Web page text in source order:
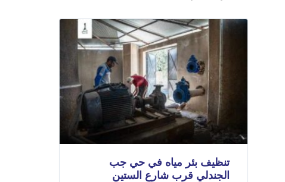
تنظيف بئر مياه في حي جب
الجندلي قرب شارع الستين